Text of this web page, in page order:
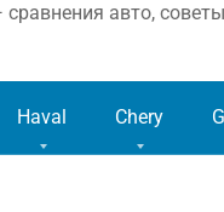
авто,
Haval Chery